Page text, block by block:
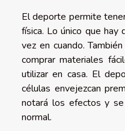
El deporte permite
física. Lo único que hay
vez en cuando.
comprar materiales
utilizar en casa. El
células envejezcan
notará los efectos y
normal.